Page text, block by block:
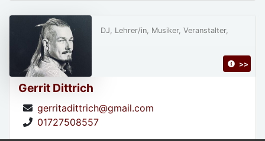
Gerrit Dittrich
gerritadittrich@gmail.com
01727508557
DJ, Lehrer/in, Musiker, Veranstalter,
>>